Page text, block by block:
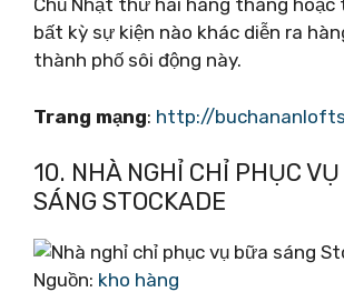
Chủ Nhật thứ hai hàng tháng hoặc
bất kỳ sự kiện nào khác diễn ra
thành phố sôi động này.
Trang mạng: http://
10. NHÀ NGHỈ CHỈ PHỤC
SÁNG STOCKADE
Nguồn: kho hàng